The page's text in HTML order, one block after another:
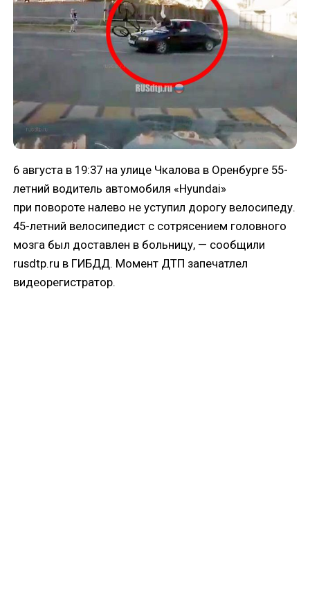
6 августа в 19:37 на улице Чкалова в Оренбурге 55-
летний водитель автомобиля «Hyundai»
при повороте налево не уступил дорогу велосипеду.
45-летний велосипедист с сотрясением головного
мозга был доставлен в больницу, — сообщили
rusdtp.ru в ГИБДД. Момент ДТП запечатлел
видеорегистратор.